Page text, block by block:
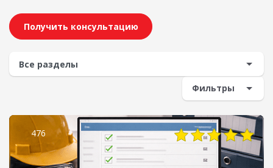
Получить консультацию
Фильтры
476